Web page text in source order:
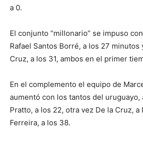
a 0.
El conjunto “millonario” se impuso
Rafael Santos Borré, a los 27 minutos
Cruz, a los 31, ambos en el primer
En el complemento el equipo de
aumentó con los tantos del uruguayo,
Pratto, a los 22, otra vez De la Cruz,
Ferreira, a los 38.